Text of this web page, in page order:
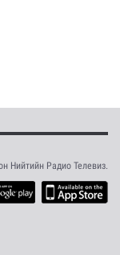
Нийтийн Радио Телевиз.